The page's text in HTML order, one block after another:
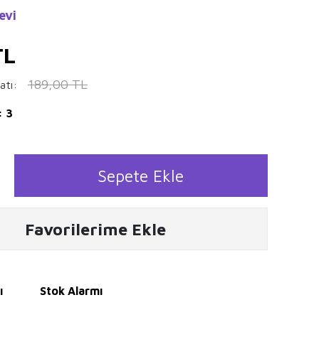
189,00TL
3
Sepete Ekle
Favorilerime Ekle
Stok Alarmı